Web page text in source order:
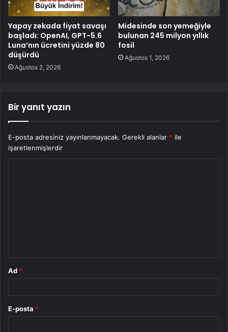
Yapay zekada fiyat savaşı
başladı: OpenAI, GPT-5.6
Luna’nın ücretini yüzde 80
düşürdü
Ağustos 2, 2026
Midesinde son yemeğiyle
bulunan 245 milyon yıllık
fosil
Ağustos 1, 2026
Bir yanıt yazın
E-posta adresiniz yayınlanmayacak. Gerekli alanlar * ile
işaretlenmişlerdir
Ad *
E-posta *